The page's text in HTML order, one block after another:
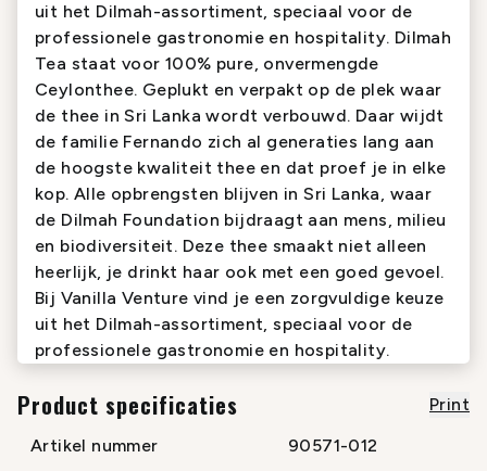
uit het Dilmah-assortiment, speciaal voor de
professionele gastronomie en hospitality. Dilmah
Tea staat voor 100% pure, onvermengde
Ceylonthee. Geplukt en verpakt op de plek waar
de thee in Sri Lanka wordt verbouwd. Daar wijdt
de familie Fernando zich al generaties lang aan
de hoogste kwaliteit thee en dat proef je in elke
kop. Alle opbrengsten blijven in Sri Lanka, waar
de Dilmah Foundation bijdraagt aan mens, milieu
en biodiversiteit. Deze thee smaakt niet alleen
heerlijk, je drinkt haar ook met een goed gevoel.
Bij Vanilla Venture vind je een zorgvuldige keuze
uit het Dilmah-assortiment, speciaal voor de
professionele gastronomie en hospitality.
Product specificaties
Print
Artikel nummer
90571-012